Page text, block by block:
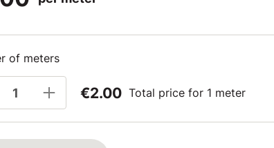
of meters
€2.00 Total price for 1 meter